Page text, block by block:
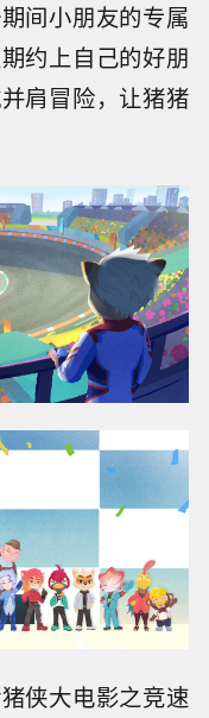
间小朋友的专属
约上自己的好朋
肩冒险，让猪猪
侠大电影之竞速